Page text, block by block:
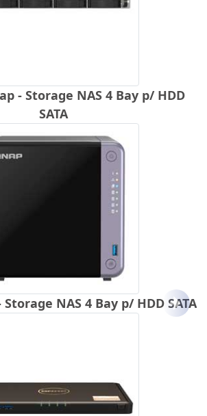
- Storage NAS 4 Bay p/ HDD
SATA
Storage NAS 4 Bay p/ HDD SATA